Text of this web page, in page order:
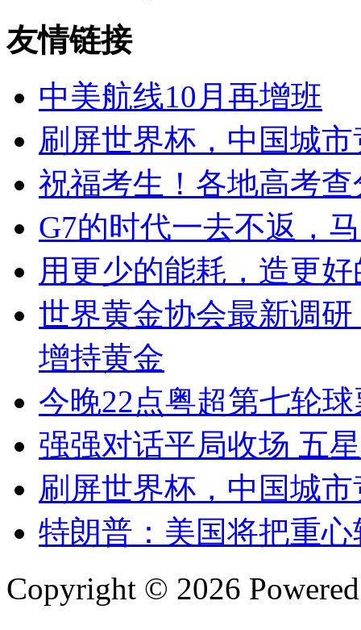
友情链接
中美航线10月再增班
刷屏世界杯，中国城
祝福考生！各地高考
G7的时代一去不返，
用更少的能耗，造更
世界黄金协会最新调
增持黄金
今晚22点粤超第七轮
强强对话平局收场 五
刷屏世界杯，中国城
特朗普：美国将把重
Copyright © 2026